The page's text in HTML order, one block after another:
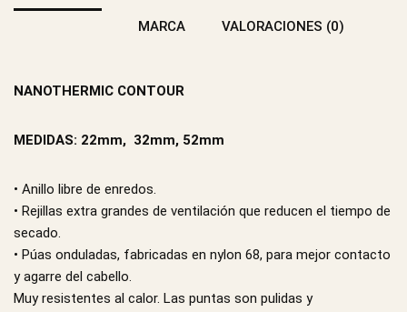
MARCA VALORACIONES (0)
NANOTHERMIC CONTOUR
MEDIDAS: 22mm, 32mm, 52mm
• Anillo libre de enredos.
• Rejillas extra grandes de ventilación que reducen el tiempo de
secado.
• Púas onduladas, fabricadas en nylon 68, para mejor contacto
y agarre del cabello.
Muy resistentes al calor. Las puntas son pulidas y